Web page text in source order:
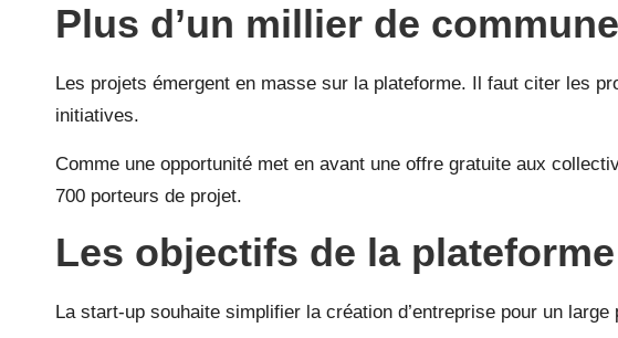
Plus d’un millier de
Les projets émergent en masse sur la plateforme. Il faut citer les
initiatives.
Comme une opportunité met en avant une offre gratuite aux
700 porteurs de projet.
Les objectifs de la plateforme
La start-up souhaite simplifier la création d’entreprise pour un